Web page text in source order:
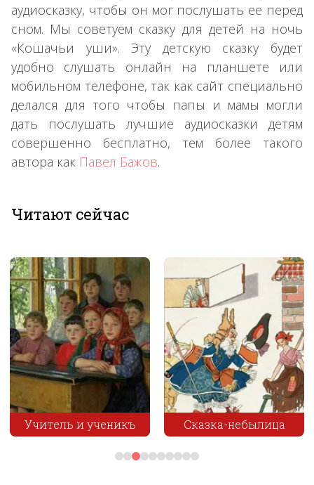
аудиосказку, чтобы он мог послушать ее перед
сном. Мы советуем сказку для детей на ночь
«Кошачьи уши». Эту детскую сказку будет
удобно слушать онлайн на планшете или
мобильном телефоне, так как сайт специально
делался для того чтобы папы и мамы могли
дать послушать лучшие аудиосказки детям
совершенно бесплатно, тем более такого
автора как Павел Бажов.
Читают сейчас
Учитель и ученикъ Сказка-небылица